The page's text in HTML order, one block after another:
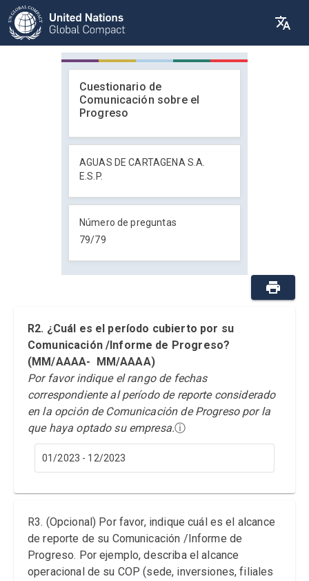
Cuestionario de
Comunicación sobre el
Progreso
AGUAS DE CARTAGENA S.A.
E.S.P.
Número de preguntas
79/79
R2. ¿Cuál es el período cubierto por su
Comunicación /Informe de Progreso?
(MM/AAAA- MM/AAAA)
Por favor indique el rango de fechas
correspondiente al período de reporte considerado
en la opción de Comunicación de Progreso por la
que haya optado su empresa.ⓘ
01/2023 - 12/2023
R3. (Opcional) Por favor, indique cuál es el alcance
de reporte de su Comunicación /Informe de
Progreso. Por ejemplo, describa el alcance
operacional de su COP (sede, inversiones, filiales